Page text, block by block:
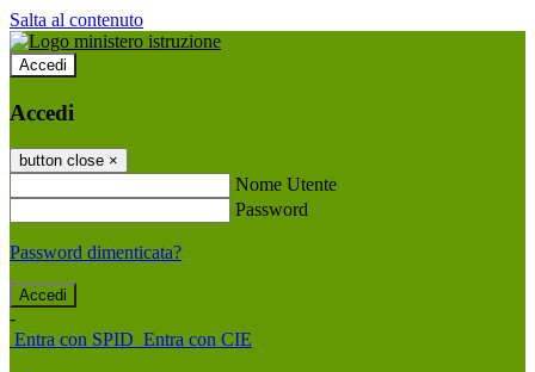
Salta al contenuto
Accedi
Accedi
button close ×
Nome Utente
Password
Password dimenticata?
-
Entra con SPID Entra con CIE